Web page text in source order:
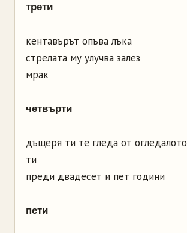
трети
кентавърът опъва лъка
стрелата му улучва залез
мрак
четвърти
дъщеря ти те гледа от огледалото
ти
преди двадесет и пет години
пети